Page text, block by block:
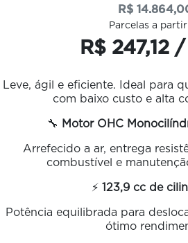
R$
Parcelas a
R$ 247,12
Leve, ágil e eficiente. Ideal para
com baixo custo e alta
🔧 Motor OHC
Arrefecido a ar, entrega
combustível e
⚡ 123,9 cc de
Potência equilibrada para
ótimo